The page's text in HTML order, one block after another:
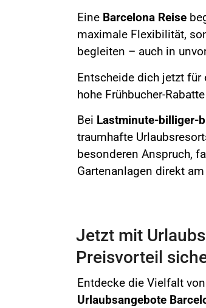
Eine Barcelona Reise
maximale Flexibilität,
begleiten – auch in
Entscheide dich jetzt für
hohe Frühbucher-
Bei Lastminute-billiger-
traumhafte
besonderen Anspruch,
Gartenanlagen direkt
Jetzt mit
Preisvorteil
Entdecke die Vielfalt von
Urlaubsangebote